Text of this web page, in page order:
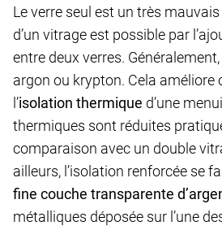
Le verre seul est un très mauvais
d’un vitrage est possible par
entre deux verres. Généralement,
argon ou krypton. Cela améliore
l’isolation thermique d’une
thermiques sont réduites
comparaison avec un double
ailleurs, l’isolation renforcée se
fine couche transparente
métalliques déposée sur l’une